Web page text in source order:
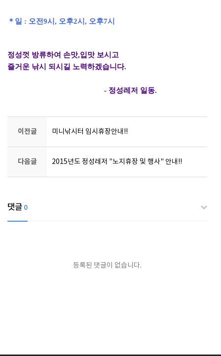
＊일 : 오전9시, 오후2시 , 오후7시
정성껏 방류하여 손맛,입맛 보시고
즐거운 낚시 되시길 노력하겠습니다.
- 정성레저 일동.
이전글 미니낚시터 임시휴장안내!!
다음글 2015년도 정성레저 "노지휴장 및 행사" 안내!!
댓글 0
등록된 댓글이 없습니다.